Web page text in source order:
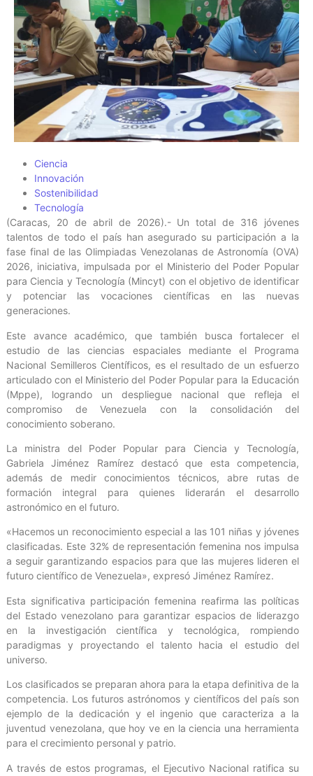
Ciencia
Innovación
Sostenibilidad
Tecnología
(Caracas, 20 de abril de 2026).- Un total de 316 jóvenes
talentos de todo el país han asegurado su participación a la
fase final de las Olimpiadas Venezolanas de Astronomía (OVA)
2026, iniciativa, impulsada por el Ministerio del Poder Popular
para Ciencia y Tecnología (Mincyt) con el objetivo de identificar
y potenciar las vocaciones científicas en las nuevas
generaciones.
Este avance académico, que también busca fortalecer el
estudio de las ciencias espaciales mediante el Programa
Nacional Semilleros Científicos, es el resultado de un esfuerzo
articulado con el Ministerio del Poder Popular para la Educación
(Mppe), logrando un despliegue nacional que refleja el
compromiso de Venezuela con la consolidación del
conocimiento soberano.
La ministra del Poder Popular para Ciencia y Tecnología,
Gabriela Jiménez Ramírez destacó que esta competencia,
además de medir conocimientos técnicos, abre rutas de
formación integral para quienes liderarán el desarrollo
astronómico en el futuro.
«Hacemos un reconocimiento especial a las 101 niñas y jóvenes
clasificadas. Este 32% de representación femenina nos impulsa
a seguir garantizando espacios para que las mujeres lideren el
futuro científico de Venezuela», expresó Jiménez Ramírez.
Esta significativa participación femenina reafirma las políticas
del Estado venezolano para garantizar espacios de liderazgo
en la investigación científica y tecnológica, rompiendo
paradigmas y proyectando el talento hacia el estudio del
universo.
Los clasificados se preparan ahora para la etapa definitiva de la
competencia. Los futuros astrónomos y científicos del país son
ejemplo de la dedicación y el ingenio que caracteriza a la
juventud venezolana, que hoy ve en la ciencia una herramienta
para el crecimiento personal y patrio.
A través de estos programas, el Ejecutivo Nacional ratifica su